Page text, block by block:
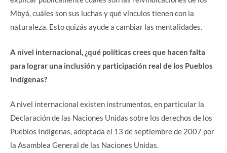
Mbyá, cuáles son sus luchas y qué vínculos tienen con la
naturaleza. Esto quizás ayude a cambiar las mentalidades.
A nivel internacional, ¿qué políticas crees que hacen falta
para lograr una inclusión y participación real de los Pueblos
Indígenas?
A nivel internacional existen instrumentos, en particular la
Declaración de las Naciones Unidas sobre los derechos de los
Pueblos Indígenas, adoptada el 13 de septiembre de 2007 por
la Asamblea General de las Naciones Unidas.